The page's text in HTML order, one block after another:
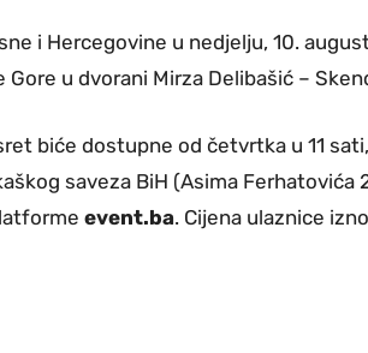
i Hercegovine u nedjelju, 10.
u dvorani Mirza Delibašić –
biće dostupne od četvrtka u 11
saveza BiH (Asima Ferhatovića
event.ba. Cijena ulaznice